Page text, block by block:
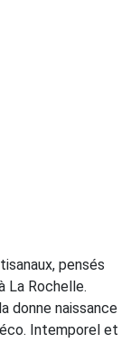
pensés
La Rochelle.
donne naissance
Intemporel et